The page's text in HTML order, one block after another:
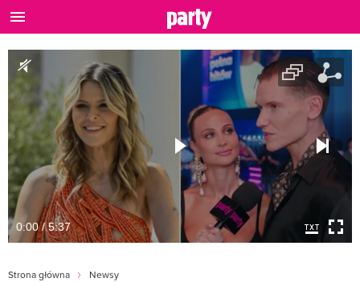
0:00 / 5:37
Strona główna Newsy